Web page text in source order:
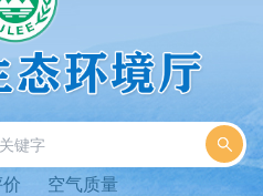
空气质量